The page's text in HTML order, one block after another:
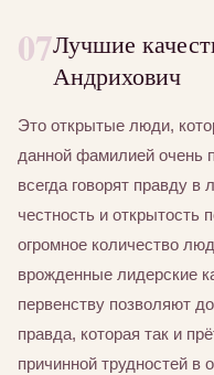
07Лучшие
Андрихович
Это открытые люди,
данной фамилией очень
всегда говорят правду в
честность и открытость
огромное количество
врожденные лидерские
первенству позволяют
правда, которая так и
причинной трудностей в